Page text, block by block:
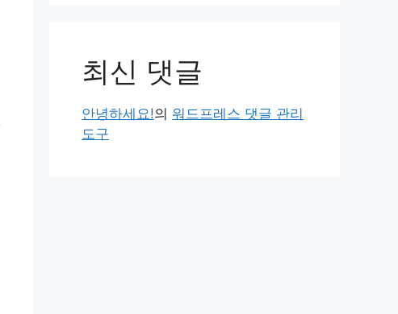
최신 댓글
안녕하세요!의 워드프레스 댓글 관리
도구